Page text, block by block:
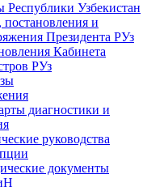
Республики Узбекистан
постановления и
Президента РУз
Кабинета
РУз
диагностики и
руководства
документы